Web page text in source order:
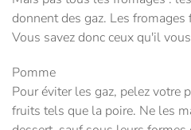
donnent des gaz. Les
Vous savez donc ceux qu'il
Pomme
Pour éviter les gaz, pelez votre
fruits tels que la poire. Ne les